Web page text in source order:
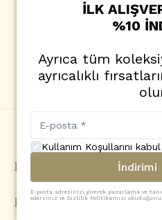
Hakkımızda
Hesabım
İLK
%10
Ayrıca tüm
ayrıcalıklı
Kullanım Koşullarını
İndirimi
E-posta adresinizi girerek pazarlama ve
edersiniz ve Gizlilik Politikamızı